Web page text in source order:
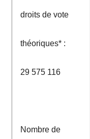
droits de vote
théoriques* :
29 575 116
Nombre de